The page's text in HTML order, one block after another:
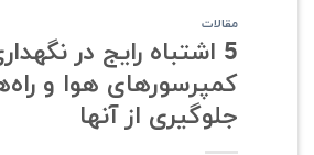
مقالات
5 اشتباه رایج در
کمپرسورهای هوا و
جلوگیری از آنها